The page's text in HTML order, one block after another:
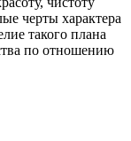
черты характера
такого плана
по отношению